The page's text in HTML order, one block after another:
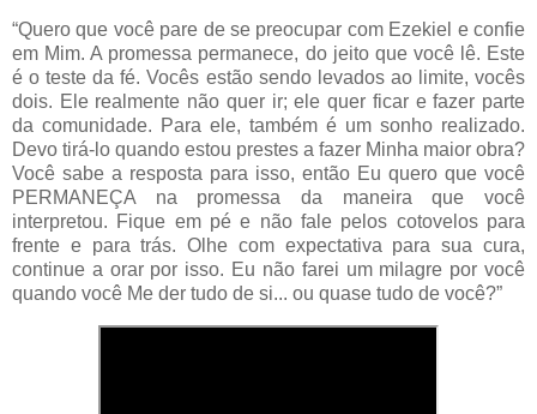
“Quero que você pare de se preocupar com Ezekiel e confie
em Mim. A promessa permanece, do jeito que você lê. Este
é o teste da fé. Vocês estão sendo levados ao limite, vocês
dois. Ele realmente não quer ir; ele quer ficar e fazer parte
da comunidade. Para ele, também é um sonho realizado.
Devo tirá-lo quando estou prestes a fazer Minha maior obra?
Você sabe a resposta para isso, então Eu quero que você
PERMANEÇA na promessa da maneira que você
interpretou. Fique em pé e não fale pelos cotovelos para
frente e para trás. Olhe com expectativa para sua cura,
continue a orar por isso. Eu não farei um milagre por você
quando você Me der tudo de si... ou quase tudo de você?”